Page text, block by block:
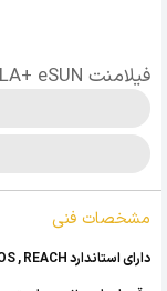
فیلامنت PLA+ eSUN طلایی 1.75 میلی متر
مشخصات فنی
دارای استاندارد RHOS , REACH